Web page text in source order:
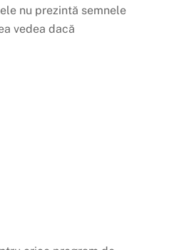
nu prezintă semnele
vedea dacă